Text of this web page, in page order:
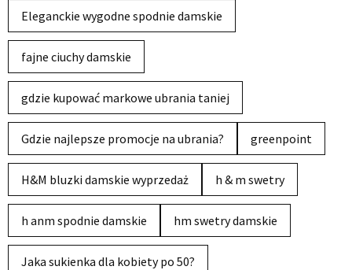
Eleganckie wygodne spodnie damskie
fajne ciuchy damskie
gdzie kupować markowe ubrania taniej
Gdzie najlepsze promocje na ubrania? greenpoint
H&M bluzki damskie wyprzedaż h & m swetry
h anm spodnie damskie hm swetry damskie
Jaka sukienka dla kobiety po 50?